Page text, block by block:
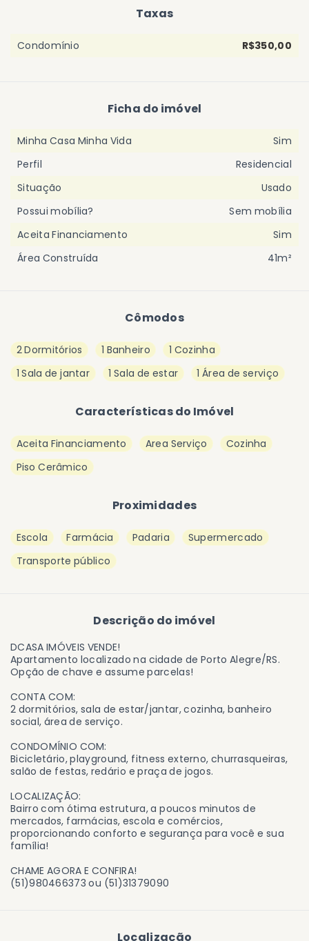
Cômodos
2 Dormitórios 1 Banheiro
1 Cozinha
1 Sala de jantar
1 Sala de estar 1 Área de serviço
Características do Imóvel
Aceita Financiamento Area Serviço
Cozinha
Piso Cerâmico
Proximidades
Escola Farmácia Padaria
Supermercado
Transporte público
Descrição do imóvel
DCASA IMÓVEIS VENDE!
Apartamento localizado na cidade de Porto Alegre/RS.
Opção de chave e assume parcelas!
CONTA COM:
2 dormitórios, sala de estar/jantar, cozinha, banheiro
social, área de serviço.
CONDOMÍNIO COM:
Bicicletário, playground, fitness externo, churrasqueiras,
salão de festas, redário e praça de jogos.
LOCALIZAÇÃO:
Bairro com ótima estrutura, a poucos minutos de
mercados, farmácias, escola e comércios,
proporcionando conforto e segurança para você e sua
família!
CHAME AGORA E CONFIRA!
(51)980466373 ou (51)31379090
Localização
Taxas
Condomínio R$350,00
Ficha do imóvel
Minha Casa Minha Vida
Sim
Perfil
Residencial
Situação
Usado
Possui mobília?
Sem mobília
Aceita Financiamento
Sim
Área Construída
41m²